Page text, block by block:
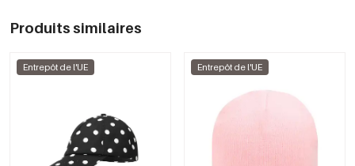
Produits similaires
Entrepôt de l'UE Entrepôt de l'UE